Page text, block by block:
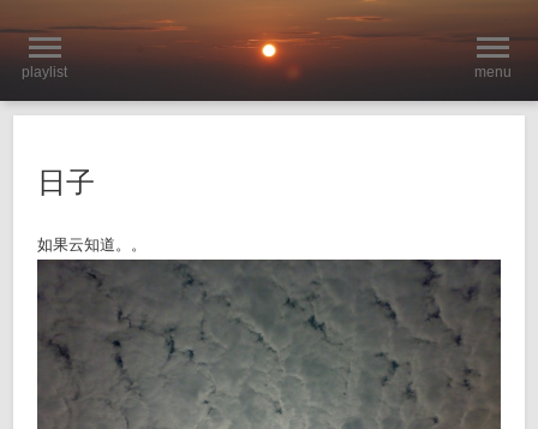
playlist menu
日子
如果云知道。。